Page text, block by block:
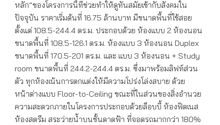
หลัก”ของโครงการนี้ที่ช่วยทำให้ดูทันสมัยเข้ากับสังคมใน
ปัจจุบัน ราคาเริ่มต้นที่ 16.75 ล้านบาท มีขนาดพื้นที่ใช้สอย
ตั้งแต่ 108.5-244.4 ตร.ม. ประกอบด้วย ห้องแบบ 2 ห้องนอน
ขนาดพื้นที่ 108.5-126.1 ตร.ม. ห้องแบบ 3 ห้องนอน Duplex
ขนาดพื้นที่ 170.5-201 ตร.ม. และ แบบ 3 ห้องนอน + Study
room ขนาดพื้นที่ 244.2-244.4 ตร.ม. ซึ่งมาพร้อมลิฟท์ส่วน
ตัว ทุกห้องเน้นการตกแต่งให้มีความโปร่งโล่งสบาย ด้วย
หน้าต่างแบบ Floor-to-Ceiling ขณะที่ในส่วนของสิ่งอำนวย
ความสะดวกภายในโครงการประกอบด้วยล็อบบี้ ห้องฟิตเนส
ห้องสตรีม สระว่ายน้ำบนชั้นดาดฟ้า ที่จอดรถมากกว่า 180%